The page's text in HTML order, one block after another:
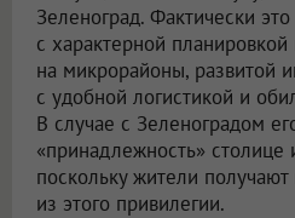
Зеленоград. Фактически
с характерной
на микрорайоны, развитой
с удобной логистикой и
В случае с Зеленоградом
«принадлежность» столице
поскольку жители
из этого привилегии.